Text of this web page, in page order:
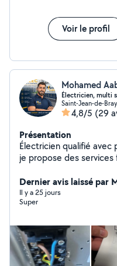
Voir le profil
Mohamed
Électricien, multi
4,8/5 (29
Présentation
Électricien qualifié avec
je propose des services
rénovation et le
pour garantir votre
de vos équipements Je
et à l'écoute, je vous
projets, petits ou grands
Dernier avis laissé par
Il y a 25 jours
Super